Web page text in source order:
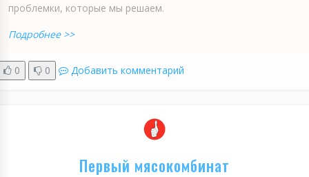
проблемки, которые мы решаем.
Подробнее >>
0 0 Добавить комментарий
Первый мясокомбинат